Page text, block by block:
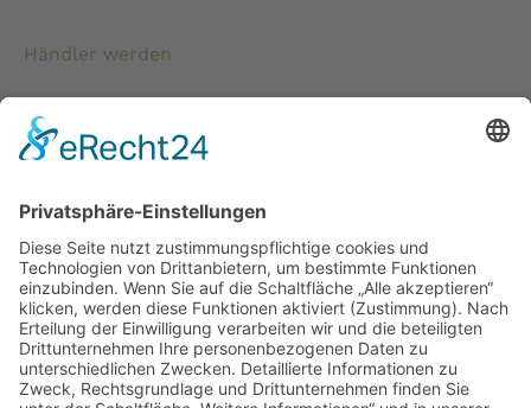
Händler werden
* Alle Preise verstehen sich inkl. gesetzlicher
Mehrwertsteuer und zzgl. Versandkosten wenn nicht anders
beschrieben.